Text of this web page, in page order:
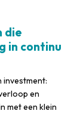
die
in continu
en
met een klein